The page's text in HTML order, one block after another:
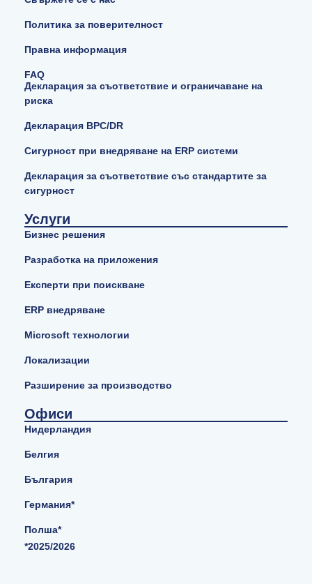
Политика за поверителност
Правна информация
FAQ
Декларация за съответствие и ограничаване на
риска
Декларация BPC/DR
Сигурност при внедряване на ERP системи
Декларация за съответствие със стандартите за
сигурност
Услуги
Бизнес решения
Разработка на приложения
Експерти при поискване
ERP внедряване
Microsoft технологии
Локализации
Разширение за производство
Офиси
Нидерландия
Белгия
България
Германия*
Полша*
*2025/2026